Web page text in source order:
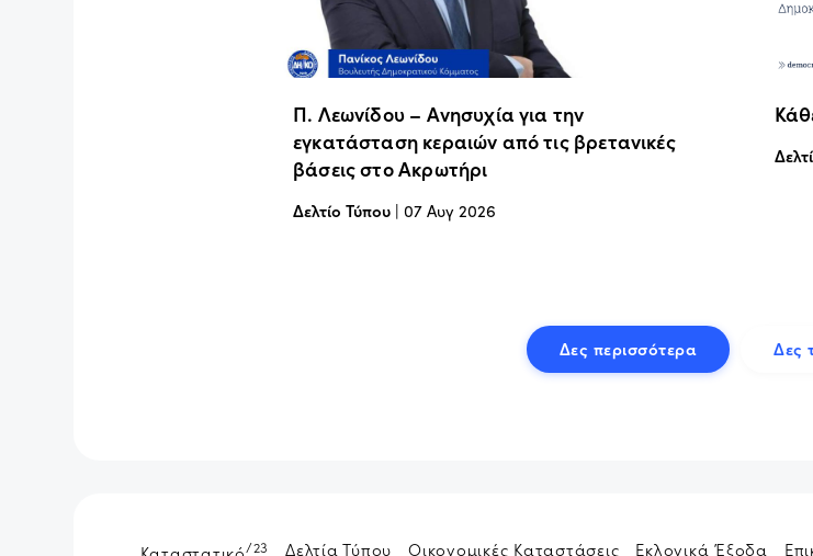
Π. Λεωνίδου – Ανησυχία για την
εγκατάσταση κεραιών από τις βρετανικές
βάσεις στο Ακρωτήρι
Δελτίο Τύπου | 07 Αυγ 2026
Δες περισσότερα Δες
/23 Δελτία Τύπου Οικονομικές Καταστάσεις Εκλογικά Έξοδα